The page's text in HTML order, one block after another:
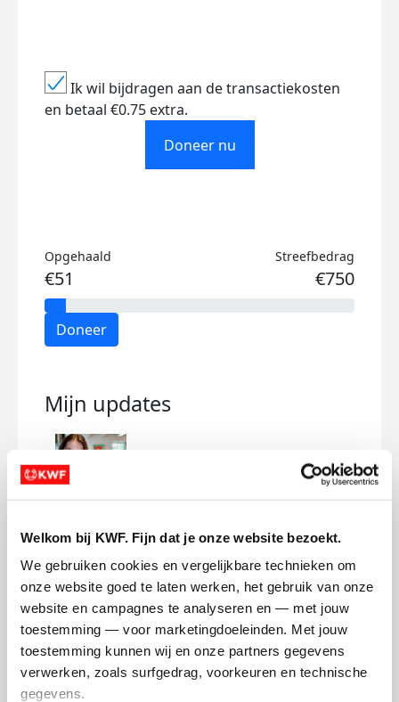
Welkom bij KWF. Fijn dat je onze website bezoekt.
We gebruiken cookies en vergelijkbare technieken om
onze website goed te laten werken, het gebruik van onze
website en campagnes te analyseren en — met jouw
toestemming — voor marketingdoeleinden. Met jouw
toestemming kunnen wij en onze partners gegevens
verwerken, zoals surfgedrag, voorkeuren en technische
gegevens.
Ik wil bijdragen aan de transactiekosten
en betaal €0.75 extra.
Doneer nu
Opgehaald
€51
Streefbedrag
€750
Doneer
Mijn updates
en doneer 🎄
zaterdag 20 december 2025
Deel op
Demi's badges